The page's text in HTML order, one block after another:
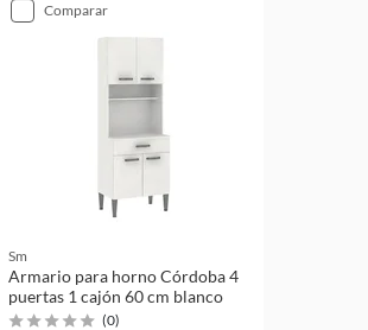
comparar
Sm
Armario para horno Córdoba 4
puertas 1 cajón 60 cm blanco
(0)